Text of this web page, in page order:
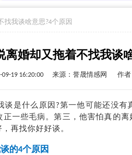
找我谈啥意思?4个原因
离婚却又拖着不找我谈
19 16:20:00 来源：誉晟情感网 作者
谈是什么原因?第一他可能还没
一些毛病。第三，他害怕真的
再找你好好谈。
的4个原因